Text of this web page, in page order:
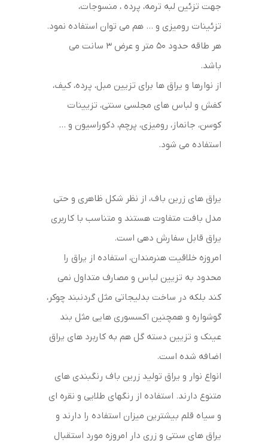
جهت تزئین لبه ترمه، پرده ، منسوجات،
تزئینات رومیزی و … هم می توان استفاده نمود.
هر طاقه حدود 50 متر و عرض 3 سانت می
باشد.
از نوارها و یراق ها برای تزیین مبل، پرده، کیف،
کفش و لباس های مجلسی سنتی، تزیینات
کوسن، جانماز، رومیزی، پرچم، دکوراسیون و …
استفاده می شود.
یراق های زرین باف، از نظر شکل ظاهری و حتی
مدل بافت متفاوت هستند و متناسب با کاربری
یراق قابل سفارش دهی است.
امروزه خلاقیت هنرمندان، استفاده از یراق را
محدود به تزیین لباس و مصارف متداول نمی
کند بلکه در ساخت بدلیجاتی مثل گردنبند چوکر،
گوشواره و همچنین اکسسوری هایی مثل بند
عینک و تزیین دسته گل هم به کاربرد های یراق
اضافه شده است.
انواع نوار و یراق تولید زرین باف رنگبندی های
متنوع دارند. استفاده از رنگهای طلایی و نقره ای
و سیاه قلم بیشترین میزان استفاده را دارند و
یراق های سنتی و زری دار امروزه مورد استقبال